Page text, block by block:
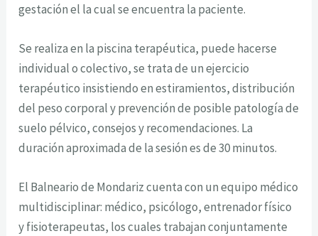
gestación el la cual se encuentra la paciente.
Se realiza en la piscina terapéutica, puede hacerse
individual o colectivo, se trata de un ejercicio
terapéutico insistiendo en estiramientos, distribución
del peso corporal y prevención de posible patología de
suelo pélvico, consejos y recomendaciones. La
duración aproximada de la sesión es de 30 minutos.
El Balneario de Mondariz cuenta con un equipo médico
multidisciplinar: médico, psicólogo, entrenador físico
y fisioterapeutas, los cuales trabajan conjuntamente